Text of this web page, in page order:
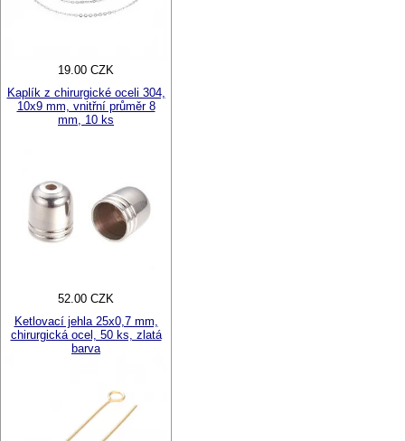
19.00 CZK
Kaplík z chirurgické oceli 304,
10x9 mm, vnitřní průměr 8
mm, 10 ks
52.00 CZK
Ketlovací jehla 25x0,7 mm,
chirurgická ocel, 50 ks, zlatá
barva